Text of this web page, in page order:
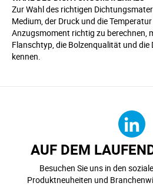
Zur Wahl des richtigen
Medium, der Druck und die
Anzugsmoment richtig zu berechnen,
Flanschtyp, die Bolzenqualität und
kennen.
AUF DEM
Besuchen Sie uns in den
Produktneuheiten und